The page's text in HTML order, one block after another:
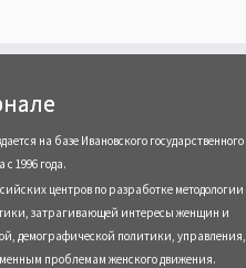
на базе Ивановского государственного
с 1996 года.
центров по разработке методологии
затрагивающей интересы женщин и
демографической политики, управления,
проблемам женского движения.